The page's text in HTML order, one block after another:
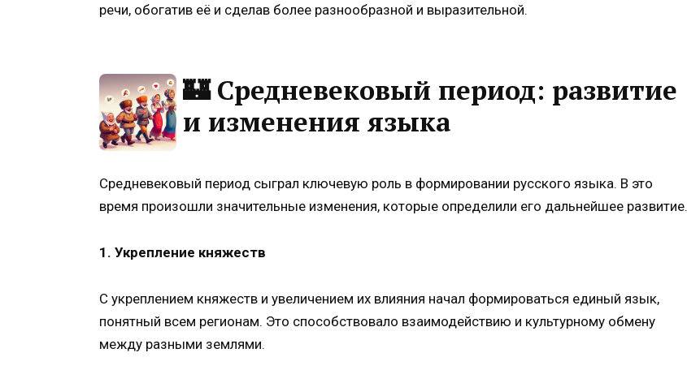
речи, обогатив её и сделав более разнообразной и выразительной.
🏰 Средневековый период: развитие
и изменения языка
Средневековый период сыграл ключевую роль в формировании русского языка. В это
время произошли значительные изменения, которые определили его дальнейшее развитие.
1. Укрепление княжеств
С укреплением княжеств и увеличением их влияния начал формироваться единый язык,
понятный всем регионам. Это способствовало взаимодействию и культурному обмену
между разными землями.